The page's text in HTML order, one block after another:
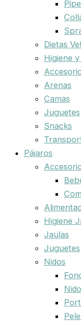
Dietas
Higiene
Arenas
Camas
Juguetes
Snacks
Pájaros
Higiene
Jaulas
Juguetes
Nidos